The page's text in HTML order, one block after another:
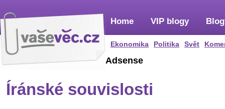
Home
Ekonomika Politika Svět
VIP blogy
Adsense
Íránské souvislosti